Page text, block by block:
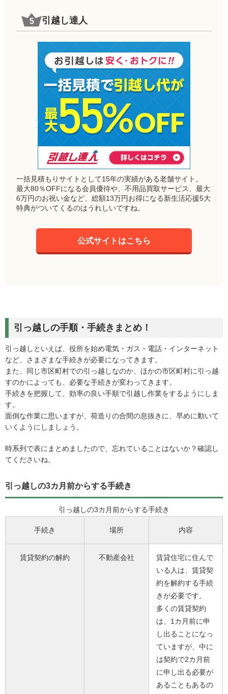
引越し達人
一括見積もりサイトとして15年の実績がある老舗サイト。
最大80％OFFになる会員優待や、不用品買取サービス、最大
6万円のお祝い金など、総額13万円お得になる新生活応援5大
特典がついてくるのはうれしいですね。
公式サイトはこちら
引っ越しの手順・手続きまとめ！
引っ越しといえば、役所を始め電気・ガス・電話・インターネット
など、さまざまな手続きが必要になってきます。
また、同じ市区町村での引っ越しなのか、ほかの市区町村に引っ越
すのかによっても、必要な手続きが変わってきます。
手続きを把握して、効率の良い手順で引越し作業をするようにしま
す。
面倒な作業に思いますが、荷造りの合間の息抜きに、早めに動いて
いくようにしましょう。
時系列で表にまとめましたので、忘れていることはないか？確認し
てくださいね。
引っ越しの3カ月前からする手続き
引っ越しの3カ月前からする手続き
手続き 場所 内容
賃貸契約の解約 不動産会社
賃貸住宅に住んで
いる人は、賃貸契
約を解約する手続
きが必要です。
多くの賃貸契約
は、1カ月前に申
し出ることになっ
ていますが、中に
は契約で2カ月前
に申し出る必要が
あることもあるの